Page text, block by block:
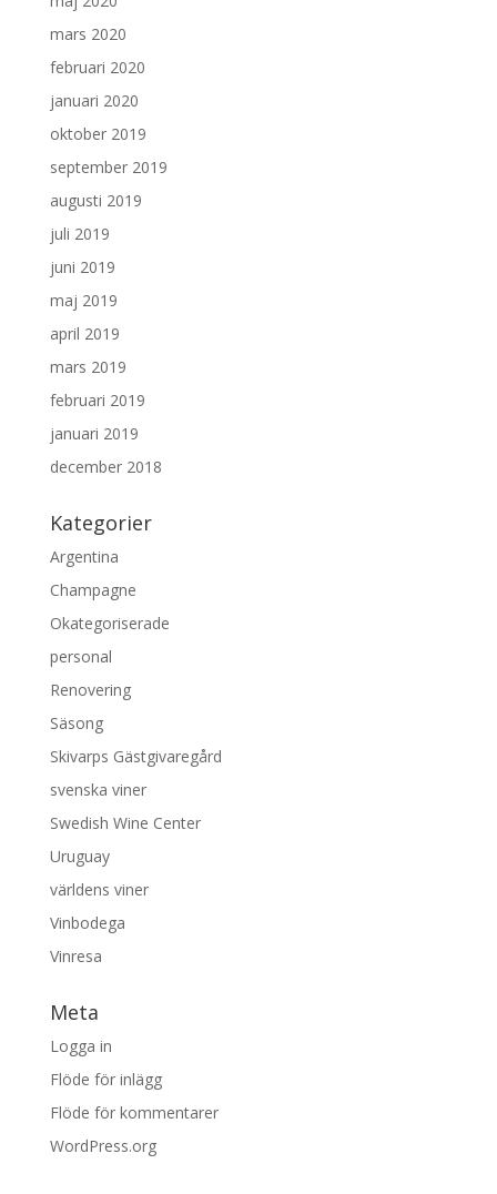
mars 2020
februari 2020
januari 2020
oktober 2019
september 2019
augusti 2019
juli 2019
juni 2019
maj 2019
april 2019
mars 2019
februari 2019
januari 2019
december 2018
Kategorier
Argentina
Champagne
Okategoriserade
personal
Renovering
Säsong
Skivarps Gästgivaregård
svenska viner
Swedish Wine Center
Uruguay
världens viner
Vinbodega
Vinresa
Meta
Logga in
Flöde för inlägg
Flöde för kommentarer
WordPress.org